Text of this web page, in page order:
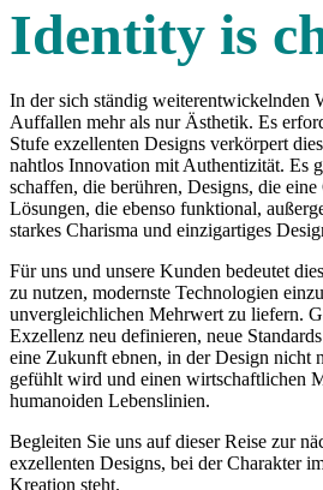
Identity is
In der sich ständig weiterentwickelnden
Auffallen mehr als nur Ästhetik. Es
Stufe exzellenten Designs verkörpert
nahtlos Innovation mit Authentizität. Es
schaffen, die berühren, Designs, die
Lösungen, die ebenso funktional,
starkes Charisma und einzigartiges
Für uns und unsere Kunden bedeutet
zu nutzen, modernste Technologien
unvergleichlichen Mehrwert zu liefern.
Exzellenz neu definieren, neue
eine Zukunft ebnen, in der Design nicht
gefühlt wird und einen wirtschaftlichen
humanoiden Lebenslinien.
Begleiten Sie uns auf dieser Reise zur
exzellenten Designs, bei der Charakter
Kreation steht.